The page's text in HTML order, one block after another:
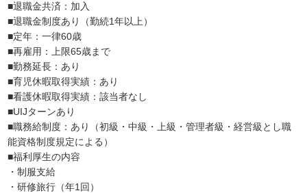
■退職金共済：加入
■退職金制度あり（勤続1年以上）
■定年：一律60歳
■再雇用：上限65歳まで
■勤務延長：あり
■育児休暇取得実績：あり
■看護休暇取得実績：該当者なし
■UIJターンあり
■職務給制度：あり（初級・中級・上級・管理者級・経営級とし職
能資格制度規定による）
■福利厚生の内容
・制服支給
・研修旅行（年1回）